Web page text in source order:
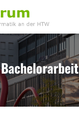
Bachelorarbeit